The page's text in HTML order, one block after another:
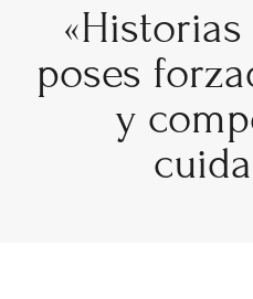
poses
y